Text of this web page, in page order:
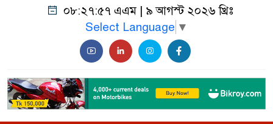
০৮:২৭:৫৭ এএম| ৯ আগস্ট ২০২৬ খ্রিঃ
Select Language ▼